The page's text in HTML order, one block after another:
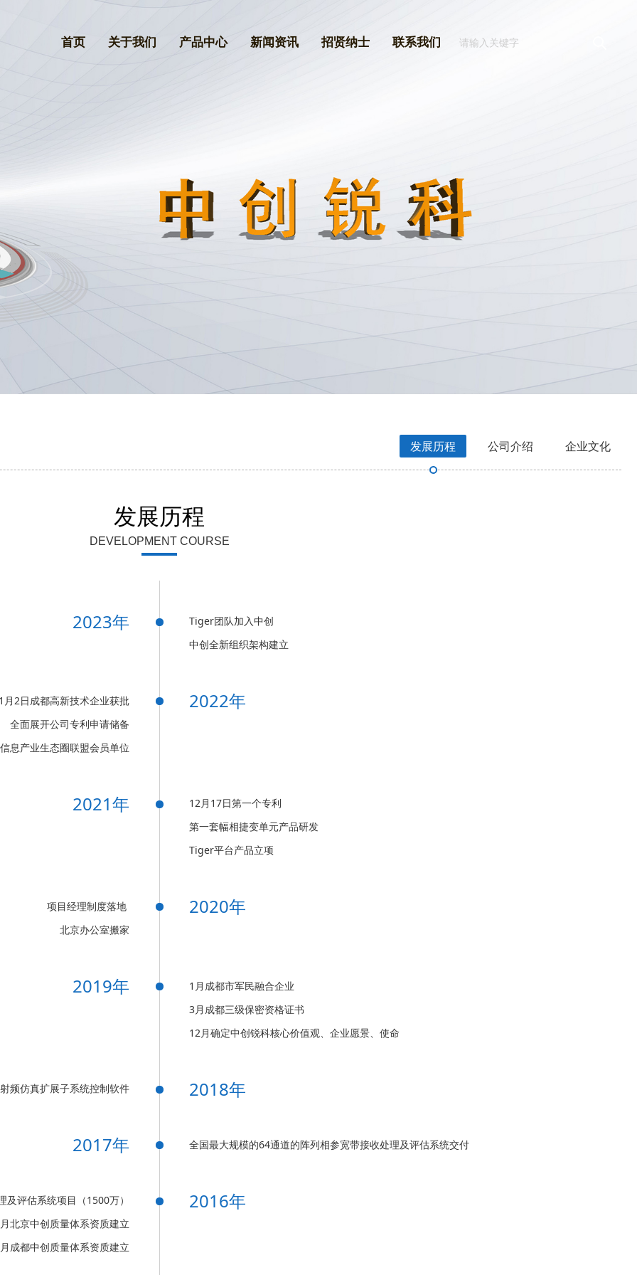
首页 关于我们 产品中心 新闻资讯 招贤纳士 联系我们
发展历程 公司介绍 企业文化
发展历程
DEVELOPMENT COURSE
2023年
Tiger团队加入中创
中创全新组织架构建立
2022年
月2日成都高新技术企业获批
全面展开公司专利申请储备
息产业生态圈联盟会员单位
2021年
12月17日第一个专利
第一套幅相捷变单元产品研发
Tiger平台产品立项
2020年
项目经理制度落地
北京办公室搬家
2019年
1月成都市军民融合企业
3月成都三级保密资格证书
12月确定中创锐科核心价值观、企业愿景、使命
2018年
频仿真扩展子系统控制软件
2017年 全国最大规模的64通道的阵列相参宽带接收处理及评估系统交付
2016年
评估系统项目（1500万）
北京中创质量体系资质建立
成都中创质量体系资质建立